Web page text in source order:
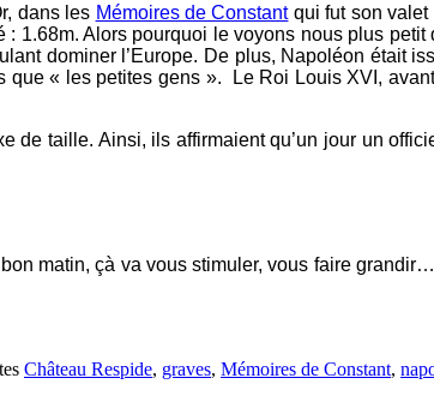
dans les Mémoires de Constantqui fut son valet
1.68m. Alors pourquoi le voyons nous plus
dominer l’Europe. De plus, Napoléon était
« les petites gens ». Le Roi Louis XVI,
taille. Ainsi, ils affirmaient qu’un jour un
matin, çà va vous stimuler, vous faire
Château Respide, graves, Mémoires de Constant,